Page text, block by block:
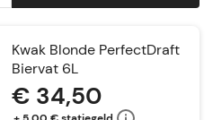
Kwak Blonde PerfectDraft
Biervat 6L
€ 34,50